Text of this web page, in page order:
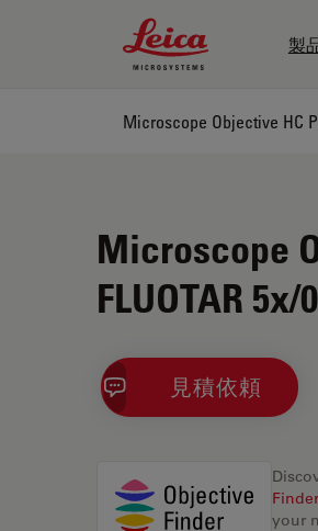
Leica Microsystems
製
Microscope Objective HC
Microscope
FLUOTAR 5x/
見積依頼
Finder
your